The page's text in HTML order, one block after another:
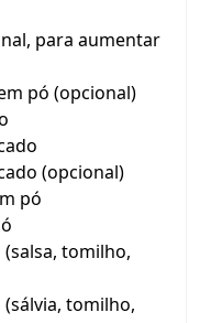
para aumentar
pó (opcional)
(opcional)
pó
tomilho,
tomilho,